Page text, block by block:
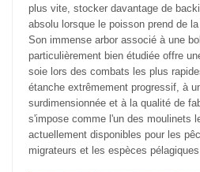
plus vite, stocker davantage de
absolu lorsque le poisson prend de
Son immense arbor associé à une
particulièrement bien étudiée offre
soie lors des combats les plus
étanche extrêmement progressif, à
surdimensionnée et à la qualité de
s'impose comme l'un des moulinets
actuellement disponibles pour les
migrateurs et les espèces